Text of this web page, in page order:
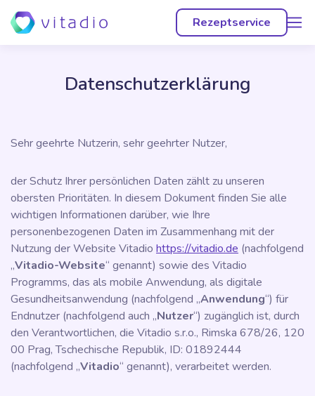
Rezeptservice menu
Datenschutzerklärung
Sehr geehrte Nutzerin, sehr geehrter Nutzer,
der Schutz Ihrer persönlichen Daten zählt zu unseren
obersten Prioritäten. In diesem Dokument finden Sie alle
wichtigen Informationen darüber, wie Ihre
personenbezogenen Daten im Zusammenhang mit der
Nutzung der Website Vitadio https://vitadio.de (nachfolgend
„Vitadio-Website“ genannt) sowie des Vitadio
Programms, das als mobile Anwendung, als digitale
Gesundheitsanwendung (nachfolgend „Anwendung“) für
Endnutzer (nachfolgend auch „Nutzer“) zugänglich ist, durch
den Verantwortlichen, die Vitadio s.r.o., Rimska 678/26, 120
00 Prag, Tschechische Republik, ID: 01892444
(nachfolgend „Vitadio“ genannt), verarbeitet werden.